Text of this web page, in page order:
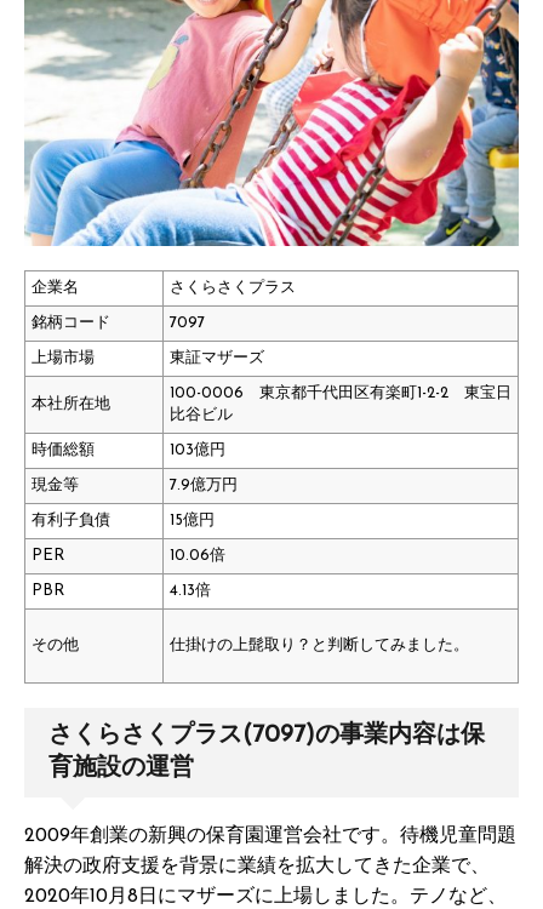
企業名 さくらさくプラス
銘柄コード 7097
上場市場 東証マザーズ
本社所在地
100-0006 東京都千代田区有楽町1-2-2 東宝日
比谷ビル
時価総額 103億円
現金等 7.9億万円
有利子負債 15億円
PER 10.06倍
PBR 4.13倍
その他 仕掛けの上髭取り？と判断してみました。
さくらさくプラス(7097)の事業内容は保
育施設の運営
2009年創業の新興の保育園運営会社です。待機児童問題
解決の政府支援を背景に業績を拡大してきた企業で、
2020年10月8日にマザーズに上場しました。テノなど、